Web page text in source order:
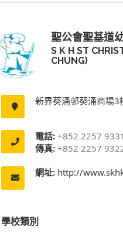
聖公會聖基道
S K H ST
CHUNG)
新界葵涌邨葵涌商場3
電話: +852 2257 9331
傳真: +852 2257
網址: http://
學校類別